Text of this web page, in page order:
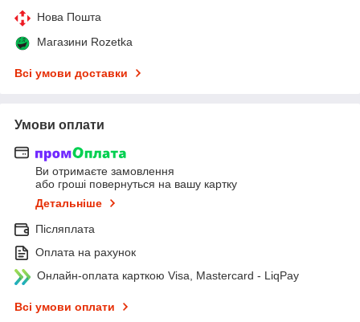
Нова Пошта
Магазини Rozetka
Всі умови доставки
Умови оплати
Ви отримаєте замовлення
або гроші повернуться на вашу картку
Детальніше
Післяплата
Оплата на рахунок
Онлайн-оплата карткою Visa, Mastercard - LiqPay
Всі умови оплати